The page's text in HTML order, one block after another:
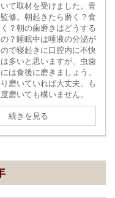
て取材を受けました。青
修。朝起きたら磨く？食
？朝の歯磨きはどうする
？睡眠中は唾液の分泌が
で寝起きに口腔内に不快
多いと思いますが、虫歯
は食後に磨きましょう。
磨いていれば大丈夫。も
磨いても構いません。
続きを見る